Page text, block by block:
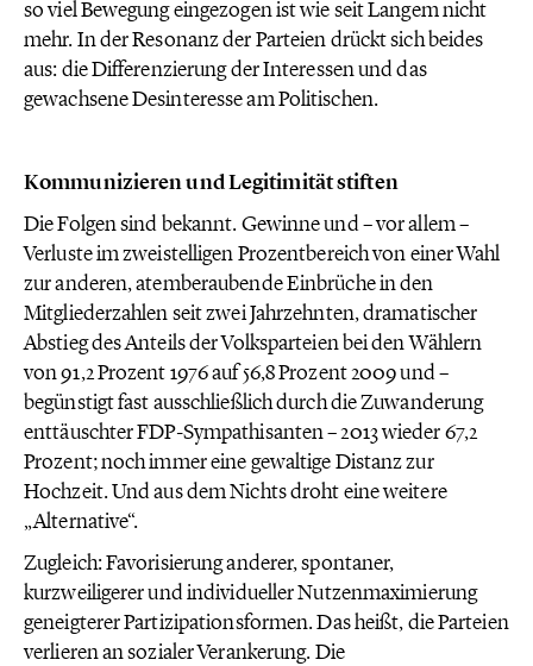
so viel Bewegung eingezogen ist wie seit Langem nicht
mehr. In der Resonanz der Parteien drückt sich beides
aus: die Differenzierung der Interessen und das
gewachsene Desinteresse am Politischen.
Kommunizieren und Legitimität stiften
Die Folgen sind bekannt. Gewinne und – vor allem –
Verluste im zweistelligen Prozentbereich von einer Wahl
zur anderen, atemberaubende Einbrüche in den
Mitgliederzahlen seit zwei Jahrzehnten, dramatischer
Abstieg des Anteils der Volksparteien bei den Wählern
von 91,2 Prozent 1976 auf 56,8 Prozent 2009 und –
begünstigt fast ausschließlich durch die Zuwanderung
enttäuschter FDP-Sympathisanten – 2013 wieder 67,2
Prozent; noch immer eine gewaltige Distanz zur
Hochzeit. Und aus dem Nichts droht eine weitere
„Alternative“.
Zugleich: Favorisierung anderer, spontaner,
kurzweiligerer und individueller Nutzenmaximierung
geneigterer Partizipationsformen. Das heißt, die Parteien
verlieren an sozialer Verankerung. Die